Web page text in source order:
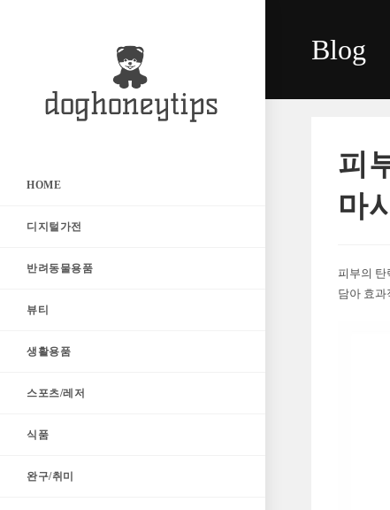
HOME
디지털가전
반려동물용품
뷰티
생활용품
스포츠/레저
식품
완구/취미
Blog
피
마
피부의 탄
담아 효